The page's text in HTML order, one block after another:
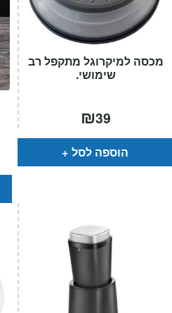
מכסה למיקרוגל מתקפל רב
שימושי.
₪39
הוספה לסל